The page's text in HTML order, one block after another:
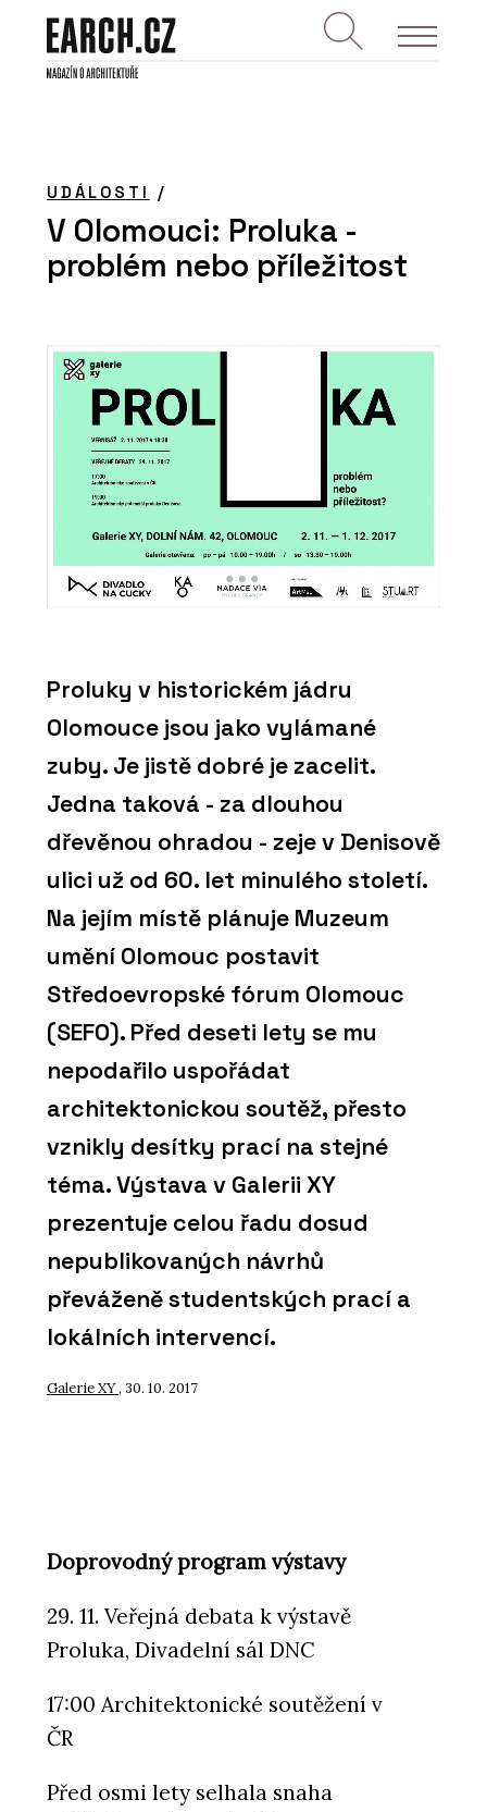
UDÁLOSTI /
V Olomouci: Proluka -
problém nebo příležitost
Proluky v historickém jádru
Olomouce jsou jako vylámané
zuby. Je jistě dobré je zacelit.
Jedna taková - za dlouhou
dřevěnou ohradou - zeje v Denisově
ulici už od 60. let minulého století.
Na jejím místě plánuje Muzeum
umění Olomouc postavit
Středoevropské fórum Olomouc
(SEFO). Před deseti lety se mu
nepodařilo uspořádat
architektonickou soutěž, přesto
vznikly desítky prací na stejné
téma. Výstava v Galerii XY
prezentuje celou řadu dosud
nepublikovaných návrhů
převáženě studentských prací a
lokálních intervencí.
Galerie XY, 30. 10. 2017
Doprovodný program výstavy
29. 11. Veřejná debata k výstavě
Proluka, Divadelní sál DNC
17:00 Architektonické soutěžení v
ČR
Před osmi lety selhala snaha